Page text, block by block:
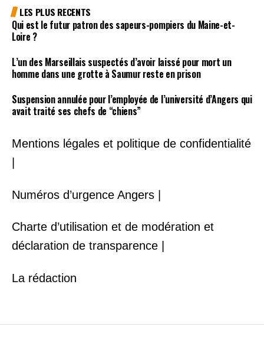
LES PLUS RECENTS
Qui est le futur patron des sapeurs-pompiers du Maine-et-
Loire ?
L’un des Marseillais suspectés d’avoir laissé pour mort un
homme dans une grotte à Saumur reste en prison
Suspension annulée pour l’employée de l’université d’Angers qui
avait traité ses chefs de “chiens”
Mentions légales et politique de confidentialité
Numéros d’urgence Angers |
Charte d’utilisation et de modération et
déclaration de transparence |
La rédaction